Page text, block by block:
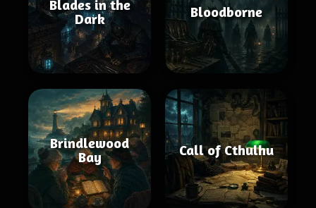
Blades in the
Dark
Bloodborne
Brindlewood
Bay
Call of Cthulhu